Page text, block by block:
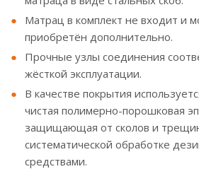
Матрац в комплект не входит и
приобретён дополнительно.
Прочные узлы соединения
жёсткой эксплуатации.
В качестве покрытия
чистая полимерно-порошковая
защищающая от сколов и
систематической обработке
средствами.